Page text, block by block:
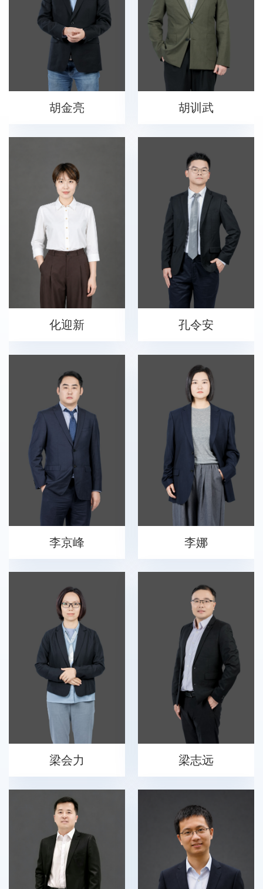
胡金亮 胡训武
化迎新 孔令安
李京峰 李娜
梁会力 梁志远